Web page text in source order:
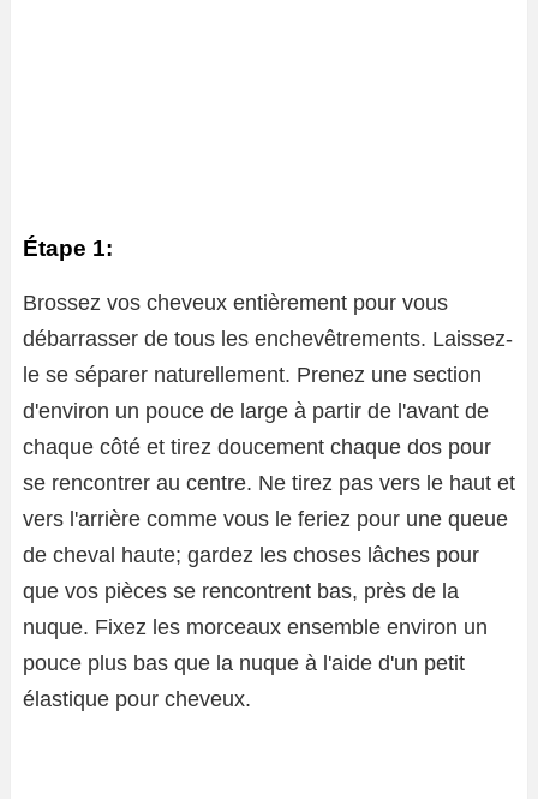
Étape 1:
Brossez vos cheveux entièrement pour vous
débarrasser de tous les enchevêtrements. Laissez-
le se séparer naturellement. Prenez une section
d'environ un pouce de large à partir de l'avant de
chaque côté et tirez doucement chaque dos pour
se rencontrer au centre. Ne tirez pas vers le haut et
vers l'arrière comme vous le feriez pour une queue
de cheval haute; gardez les choses lâches pour
que vos pièces se rencontrent bas, près de la
nuque. Fixez les morceaux ensemble environ un
pouce plus bas que la nuque à l'aide d'un petit
élastique pour cheveux.